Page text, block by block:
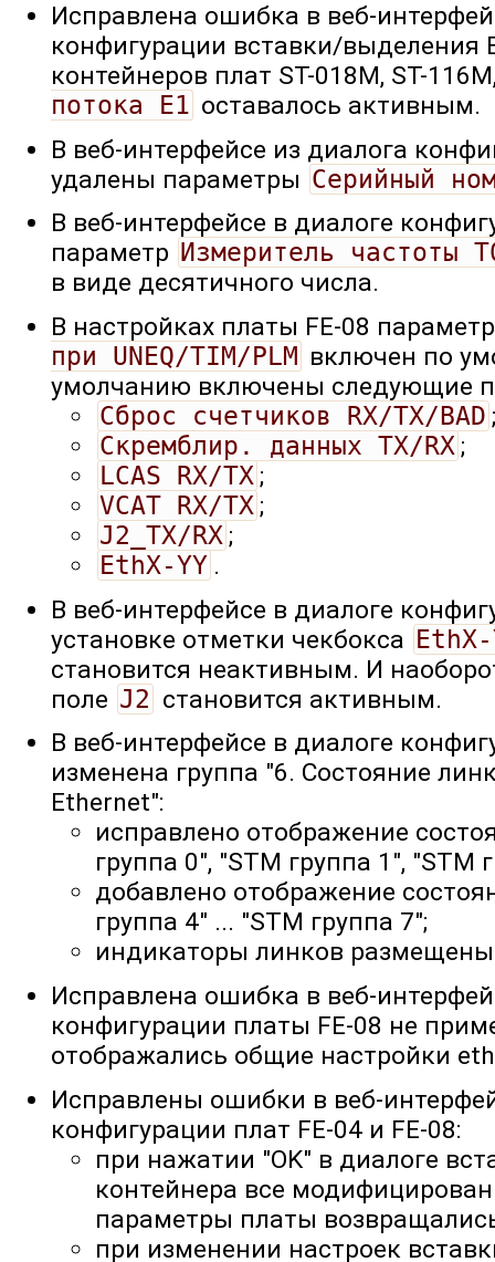
Исправлена ошибка в веб-
конфигурации вставки/выделения
контейнеров плат ST-018M, ST-
потока E1 оставалось активным.
В веб-интерфейсе из диалога
удалены параметры Серийный
В веб-интерфейсе в диалоге
параметр Измеритель частоты
в виде десятичного числа.
В настройках платы FE-08
при UNEQ/TIM/PLM включен по
умолчанию включены следующие
Cброс счетчиков RX/TX/BAD ;
Cкремблир. данных TX/RX ;
LCAS RX/TX ;
VCAT RX/TX ;
J2_TX/RX ;
EthX-YY .
В веб-интерфейсе в диалоге
установке отметки чекбокса EthX-
становится неактивным. И
поле J2 становится активным.
В веб-интерфейсе в диалоге
изменена группа "6. Состояние
Ethernet":
исправлено отображение
группа 0", "STM группа 1", "STM
добавлено отображение
группа 4" ... "STM группа 7";
индикаторы линков размещены
Исправлена ошибка в веб-
конфигурации платы FE-08 не
отображались общие настройки
Исправлены ошибки в веб-
конфигурации плат FE-04 и FE-08:
при нажатии "OK" в диалоге
контейнера все
параметры платы
при изменении настроек